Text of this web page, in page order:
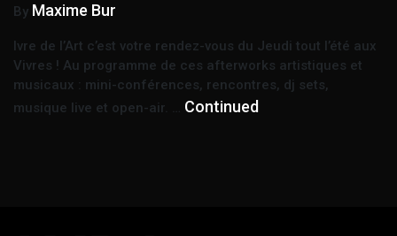
By Maxime Bur
Ivre de l’Art c’est votre rendez-vous du Jeudi tout l’été aux
Vivres ! Au programme de ces afterworks artistiques et
musicaux : mini-conférences, rencontres, dj sets,
musique live et open-air. … Continued